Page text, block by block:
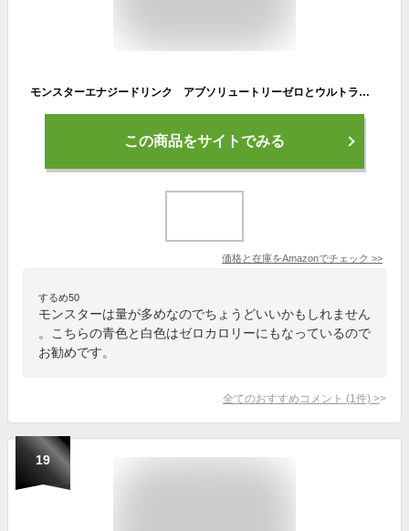
モンスターエナジードリンク アブソリュートリーゼロとウルトラ ハーフ＆ハーフ 355ml缶×24本入り １ケース
この商品をサイトでみる
価格と在庫をAmazonでチェック >>
するめ50
モンスターは量が多めなのでちょうどいいかもしれません
。こちらの青色と白色はゼロカロリーにもなっているので
お勧めです。
全てのおすすめコメント (1 件) >
19